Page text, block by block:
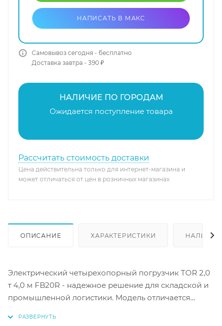
НАПИСАТЬ В МАКС
Самовывоз сегодня - бесплатно
Доставка завтра - 390 ₽
НАЛИЧИЕ ПО ГОРОДАМ
Ожидается поступление товара
Рассчитать стоимость доставки
Цена действительна только для интернет-магазина и
может отличаться от цен в розничных магазинах
ОПИСАНИЕ ХАРАКТЕРИСТИКИ
Электрический четырехопорный погрузчик TOR 2,0
т 4,0 м FB20R - надежное решение для складской и
промышленной логистики. Модель отличается